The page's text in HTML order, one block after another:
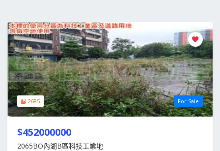
2685 For Sale
$452000000
2065BO內湖B區科技工業地